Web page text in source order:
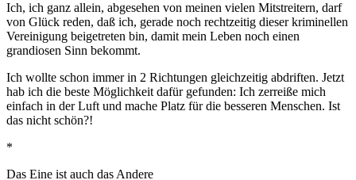
Ich, ich ganz allein, abgesehen von meinen vielen Mitstreitern, darf
von Glück reden, daß ich, gerade noch rechtzeitig dieser kriminellen
Vereinigung beigetreten bin, damit mein Leben noch einen
grandiosen Sinn bekommt.
Ich wollte schon immer in 2 Richtungen gleichzeitig abdriften. Jetzt
hab ich die beste Möglichkeit dafür gefunden: Ich zerreiße mich
einfach in der Luft und mache Platz für die besseren Menschen. Ist
das nicht schön?!
*
Das Eine ist auch das Andere